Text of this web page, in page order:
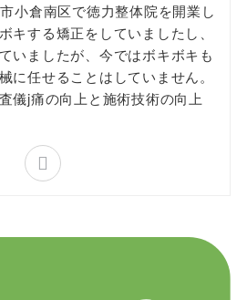
小倉南区で徳力整体院を開業し
キする矯正をしていましたし、
いましたが、今ではボキボキも
に任せることはしていません。
儀j痛の向上と施術技術の向上